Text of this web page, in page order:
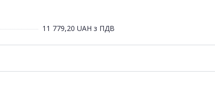
11 779,20 UAH з ПДВ